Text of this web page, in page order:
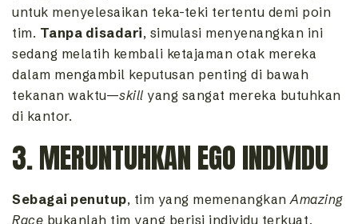
untuk menyelesaikan teka-teki tertentu demi poin
tim. Tanpa disadari, simulasi menyenangkan ini
sedang melatih kembali ketajaman otak mereka
dalam mengambil keputusan penting di bawah
tekanan waktu—skill yang sangat mereka butuhkan
di kantor.
3. MERUNTUHKAN EGO INDIVIDU
Sebagai penutup, tim yang memenangkan Amazing
Race bukanlah tim yang berisi individu terkuat,